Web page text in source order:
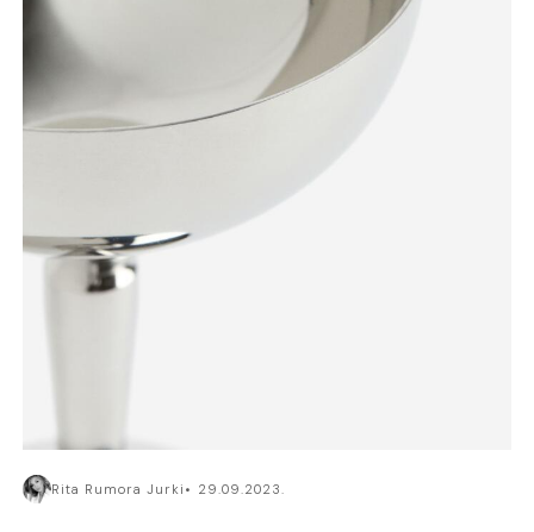
Rita Rumora Jurki 29.09.2023.